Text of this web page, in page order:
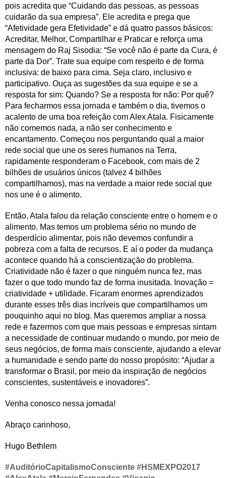
pois acredita que “Cuidando das pessoas, as pessoas
cuidarão da sua empresa”. Ele acredita e prega que
“Afetividade gera Efetividade” e dá quatro passos básicos:
Acreditar, Melhor, Compartilhar e Praticar e reforça uma
mensagem do Raj Sisodia: “Se você não é parte da Cura, é
parte da Dor”. Trate sua equipe com respeito e de forma
inclusiva: de baixo para cima. Seja claro, inclusivo e
participativo. Ouça as sugestões da sua equipe e se a
resposta for sim: Quando? Se a resposta for não: Por quê?
Para fecharmos essa jornada e também o dia, tivemos o
acalento de uma boa refeição com Alex Atala. Fisicamente
não comemos nada, a não ser conhecimento e
encantamento. Começou nos perguntando qual a maior
rede social que une os seres humanos na Terra,
rapidamente responderam o Facebook, com mais de 2
bilhões de usuários únicos (talvez 4 bilhões
compartilhamos), mas na verdade a maior rede social que
nos une é o alimento.
Então, Atala falou da relação consciente entre o homem e o
alimento. Mas temos um problema sério no mundo de
desperdício alimentar, pois não devemos confundir a
pobreza com a falta de recursos. E aí o poder da mudança
acontece quando há a conscientização do problema.
Criatividade não é fazer o que ninguém nunca fez, mas
fazer o que todo mundo faz de forma inusitada. Inovação =
criatividade + utilidade. Ficaram enormes aprendizados
durante esses três dias incríveis que compartilhamos um
pouquinho aqui no blog. Mas queremos ampliar a nossa
rede e fazermos com que mais pessoas e empresas sintam
a necessidade de continuar mudando o mundo, por meio de
seus negócios, de forma mais consciente, ajudando a elevar
a humanidade e sendo parte do nosso propósito: “Ajudar a
transformar o Brasil, por meio da inspiração de negócios
conscientes, sustentáveis e inovadores”.
Venha conosco nessa jornada!
Abraço carinhoso,
Hugo Bethlem
#AuditórioCapitalismoConsciente #HSMEXPO2017